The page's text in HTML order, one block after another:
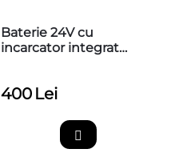
Baterie 24V cu
incarcator integrat
400 Lei